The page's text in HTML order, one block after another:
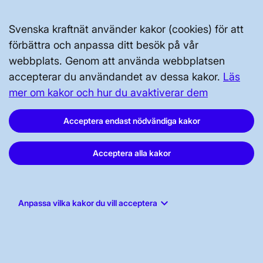
Svenska kraftnät använder kakor (cookies) för att
förbättra och anpassa ditt besök på vår
webbplats. Genom att använda webbplatsen
accepterar du användandet av dessa kakor. Läs
mer om kakor och hur du avaktiverar dem
Acceptera endast nödvändiga kakor
Acceptera alla kakor
Anpassa vilka kakor du vill acceptera keyboard_arrow_down
GENVÄGAR
Kontakta oss
Press och nyheter
Prenumerera
Vår dataskyddspolicy
Tillgänglighetsredogörelse